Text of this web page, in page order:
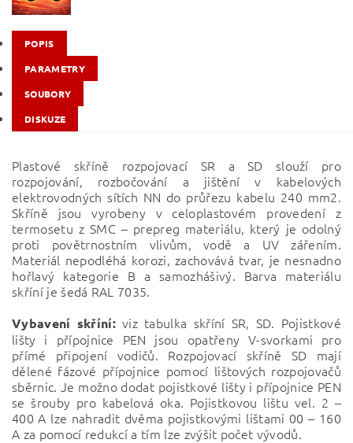
POPIS
PARAMETRY
SOUBORY
DISKUZE
Plastové skříně rozpojovací SR a SD slouží pro
rozpojování, rozbočování a jištění v kabelových
elektrovodných sítích NN do průřezu kabelu 240 mm2.
Skříně jsou vyrobeny v celoplastovém provedení z
termosetu z SMC – prepreg materiálu, který je odolný
proti povětrnostním vlivům, vodě a UV zářením.
Materiál nepodléhá korozi, zachovává tvar, je nesnadno
hořlavý kategorie B a samozhášivý. Barva materiálu
skříní je šedá RAL 7035.
Vybavení skříní:viz tabulka skříní SR, SD. Pojistkové
lišty i přípojnice PEN jsou opatřeny V-svorkami pro
přímé připojení vodičů. Rozpojovací skříně SD mají
dělené fázové přípojnice pomocí lištových rozpojovačů
sběrnic. Je možno dodat pojistkové lišty i přípojnice PEN
se šrouby pro kabelová oka. Pojistkovou lištu vel. 2 –
400 A lze nahradit dvěma pojistkovými lištami 00 – 160
A za pomocí redukcí a tím lze zvýšit počet vývodů.